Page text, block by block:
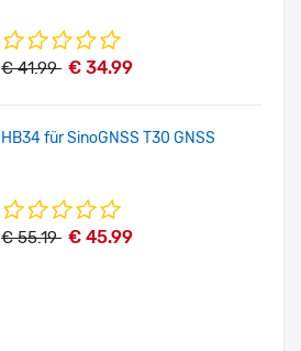
€ 41.99 € 34.99
HB34 für SinoGNSS T30 GNSS
€ 55.19 € 45.99